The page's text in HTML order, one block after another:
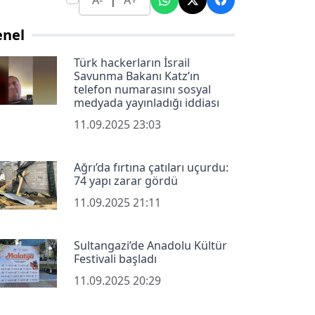
Türk hackerların İsrail
Savunma Bakanı Katz’ın
telefon numarasını sosyal
medyada yayınladığı iddiası
11.09.2025 23:03
Ağrı’da fırtına çatıları uçurdu:
74 yapı zarar gördü
11.09.2025 21:11
Sultangazi’de Anadolu Kültür
Festivali başladı
11.09.2025 20:29